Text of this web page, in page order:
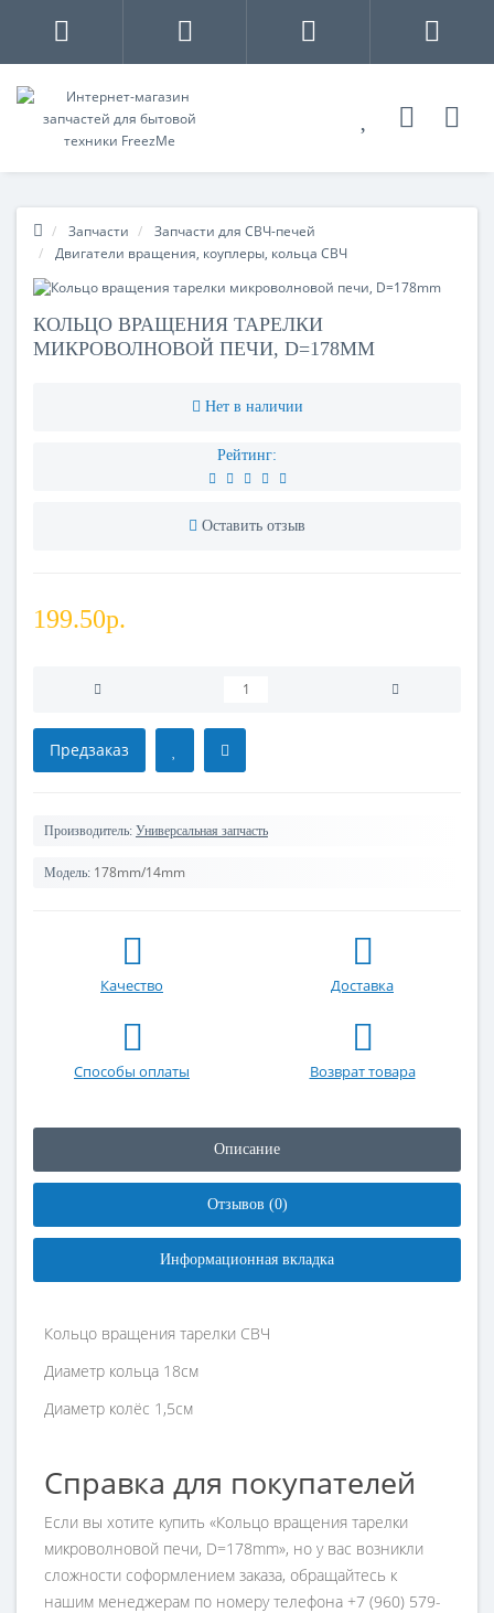
Запчасти
Запчасти для СВЧ-печей
Двигатели вращения, коуплеры, кольца СВЧ
КОЛЬЦО ВРАЩЕНИЯ ТАРЕЛКИ
МИКРОВОЛНОВОЙ ПЕЧИ, D=178MM
Нет в наличии
Рейтинг:
Оставить отзыв
199.50р.
Предзаказ
Производитель: Универсальная запчасть
Модель: 178mm/14mm
Качество Доставка
Способы оплаты Возврат товара
Описание
Отзывов (0)
Информационная вкладка
Кольцо вращения тарелки СВЧ
Диаметр кольца 18см
Диаметр колёс 1,5см
Справка для покупателей
Если вы хотите купить «Кольцо вращения тарелки
микроволновой печи, D=178mm», но у вас возникли
сложности соформлением заказа, обращайтесь к
нашим менеджерам по номеру телефона +7 (960) 579-